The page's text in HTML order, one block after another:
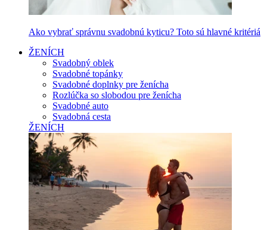
Ako vybrať správnu svadobnú kyticu? Toto sú hlavné kritériá
ŽENÍCH
Svadobný oblek
Svadobné topánky
Svadobné doplnky pre ženícha
Rozlúčka so slobodou pre ženícha
Svadobné auto
Svadobná cesta
ŽENÍCH